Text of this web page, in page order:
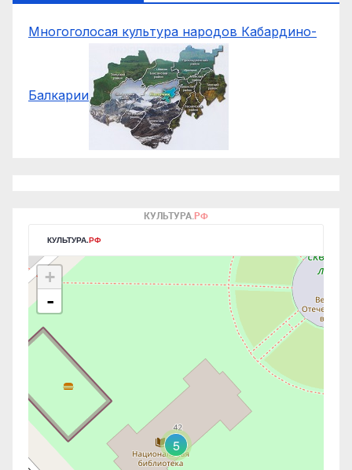
Многоголосая культура народов Кабардино-
Балкарии